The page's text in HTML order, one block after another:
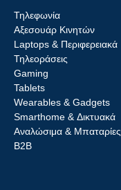
Τηλεφωνία
Αξεσουάρ Κινητών
Laptops & Περιφερειακά
Τηλεοράσεις
Gaming
Tablets
Wearables & Gadgets
Smarthome & Δικτυακά
Aναλώσιμα & Μπαταρίες
Β2B